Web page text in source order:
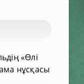
«Өлі
нұсқасы